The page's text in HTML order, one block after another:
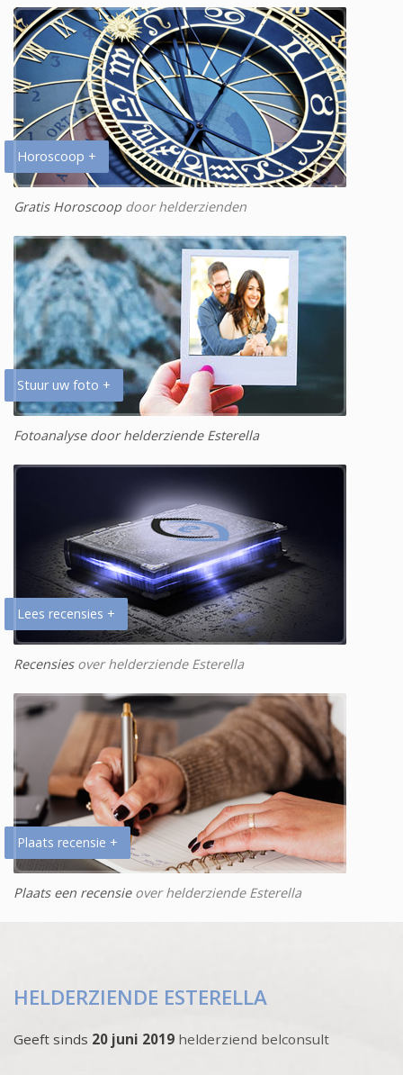
Horoscoop +
Gratis Horoscoopdoor helderzienden
Stuur uw foto +
Fotoanalyse door helderziende Esterella
Lees recensies +
Recensiesover helderziende Esterella
Plaats recensie +
Plaats een recensieover helderziende Esterella
HELDERZIENDE ESTERELLA
Geeft sinds 20 juni 2019 helderziend belconsult